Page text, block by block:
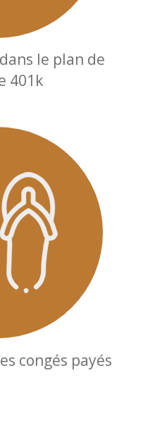
le plan de
401k
congés payés